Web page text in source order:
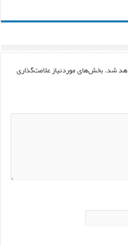
شد.بخش‌های موردنیاز علامت‌گذاری